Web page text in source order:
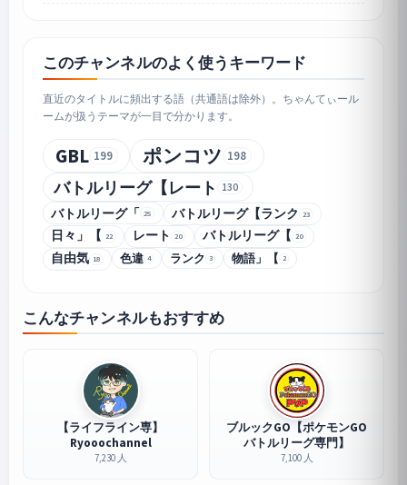
このチャンネルのよく使うキーワード
直近のタイトルに頻出する語（共通語は除外）。ちゃんてぃール
ームが扱うテーマが一目で分かります。
GBL 199 ポンコツ 198
バトルリーグ【レート 130
バトルリーグ「 25 バトルリーグ【ランク 23
日々」【 22 レート 20 バトルリーグ【 20
自由気 18 色違 4 ランク 3 物語」【 2
こんなチャンネルもおすすめ
【ライフライン専】
Ryooochannel
7,230 人
ブルックGO【ポケモンGO
バトルリーグ専門】
7,100 人